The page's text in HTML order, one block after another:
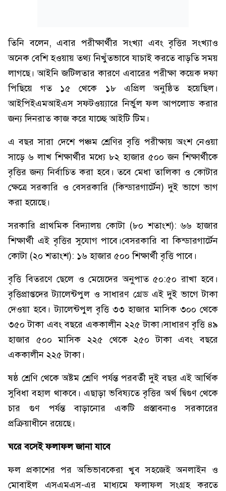
তিনি বলেন, এবার পরীক্ষার্থীর সংখ্যা এবং বৃত্তির সংখ্যাও
অনেক বেশি হওয়ায় তথ্য নিখুঁতভাবে যাচাই করতে বাড়তি সময়
লাগছে। আইনি জটিলতার কারণে এবারের পরীক্ষা কয়েক দফা
পিছিয়ে গত ১৫ থেকে ১৮ এপ্রিল অনুষ্ঠিত হয়েছিল।
আইপিইএমআইএস সফটওয়্যারে নির্ভুল ফল আপলোড করার
জন্য দিনরাত কাজ করে যাচ্ছে আইটি টিম।
এ বছর সারা দেশে পঞ্চম শ্রেণির বৃত্তি পরীক্ষায় অংশ নেওয়া
সাড়ে ৬ লাখ শিক্ষার্থীর মধ্যে ৮২ হাজার ৫০০ জন শিক্ষার্থীকে
বৃত্তির জন্য নির্বাচিত করা হবে। তবে মেধা তালিকা ও কোটার
ক্ষেত্রে সরকারি ও বেসরকারি (কিন্ডারগার্টেন) দুই ভাগে ভাগ
করা হয়েছে।
সরকারি প্রাথমিক বিদ্যালয় কোটা (৮০ শতাংশ): ৬৬ হাজার
শিক্ষার্থী এই বৃত্তির সুযোগ পাবে।বেসরকারি বা কিন্ডারগার্টেন
কোটা (২০ শতাংশ): ১৬ হাজার ৫০০ শিক্ষার্থী বৃত্তি পাবে।
বৃত্তি বিতরণে ছেলে ও মেয়েদের অনুপাত ৫০:৫০ রাখা হবে।
বৃত্তিপ্রাপ্তদের ট্যালেন্টপুল ও সাধারণ গ্রেড এই দুই ভাগে টাকা
দেওয়া হবে। ট্যালেন্টপুল বৃত্তি ৩৩ হাজার মাসিক ৩০০ থেকে
৩৫০ টাকা এবং বছরে এককালীন ২২৫ টাকা।সাধারণ বৃত্তি ৪৯
হাজার ৫০০ মাসিক ২২৫ থেকে ২৫০ টাকা এবং বছরে
এককালীন ২২৫ টাকা।
ষষ্ঠ শ্রেণি থেকে অষ্টম শ্রেণি পর্যন্ত পরবর্তী দুই বছর এই আর্থিক
সুবিধা বহাল থাকবে। এছাড়া ভবিষ্যতে বৃত্তির অর্থ দ্বিগুণ থেকে
চার গুণ পর্যন্ত বাড়ানোর একটি প্রস্তাবনাও সরকারের
প্রক্রিয়াধীনে রয়েছে।
ঘরে বসেই ফলাফল জানা যাবে
ফল প্রকাশের পর অভিভাবকেরা খুব সহজেই অনলাইন ও
মোবাইল এসএমএস-এর মাধ্যমে ফলাফল সংগ্রহ করতে